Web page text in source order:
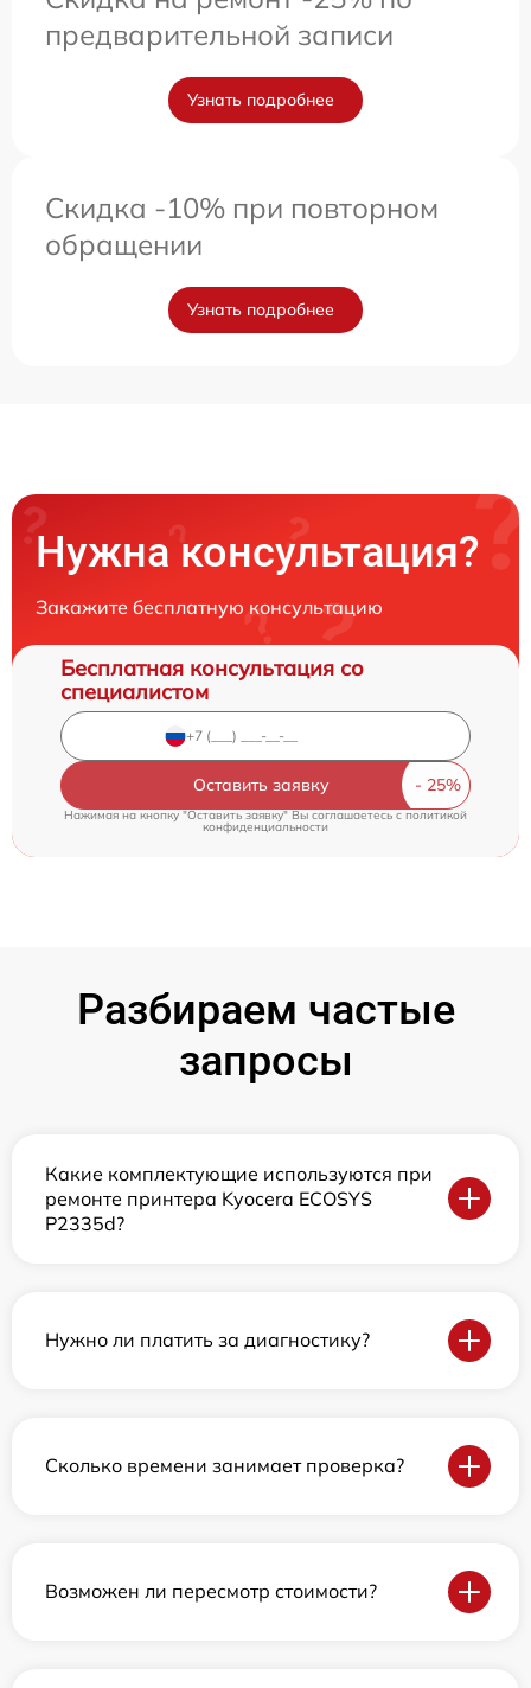
предварительной записи
Узнать подробнее
Скидка -10% при повторном
обращении
Узнать подробнее
Нужна консультация?
Закажите бесплатную консультацию
Бесплатная консультация со
специалистом
Оставить заявку
Нажимая на кнопку "Оставить заявку" Вы соглашаетесь cполитикой
конфиденциальности
Разбираем частые
запросы
Какие комплектующие используются при
ремонте принтера Kyocera ECOSYS
P2335d?
Нужно ли платить за диагностику?
Сколько времени занимает проверка?
Возможен ли пересмотр стоимости?